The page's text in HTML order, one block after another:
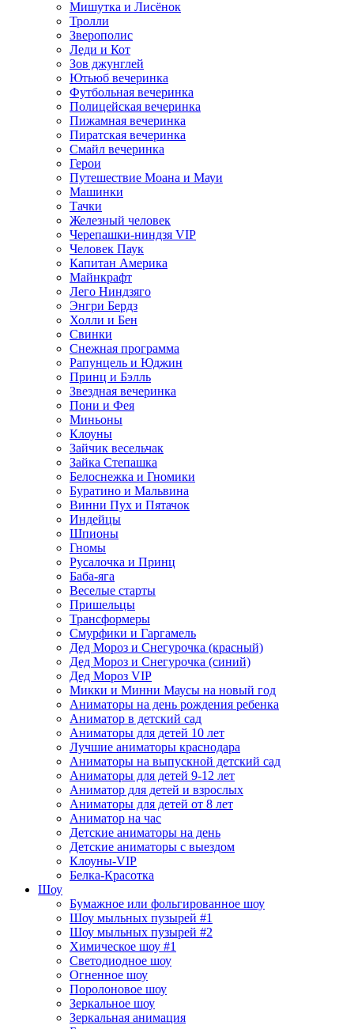
Мишутка и Лисёнок
Тролли
Зверополис
Леди и Кот
Зов джунглей
Ютьюб вечеринка
Футбольная вечеринка
Полицейская вечеринка
Пижамная вечеринка
Пиратская вечеринка
Смайл вечеринка
Герои
Путешествие Моана и Мауи
Машинки
Тачки
Железный человек
Черепашки-ниндзя VIP
Человек Паук
Капитан Америка
Майнкрафт
Лего Ниндзяго
Энгри Бердз
Холли и Бен
Свинки
Снежная программа
Рапунцель и Юджин
Принц и Бэлль
Звездная вечеринка
Пони и Фея
Миньоны
Клоуны
Зайчик весельчак
Зайка Степашка
Белоснежка и Гномики
Буратино и Мальвина
Винни Пух и Пятачок
Индейцы
Шпионы
Гномы
Русалочка и Принц
Баба-яга
Веселые старты
Пришельцы
Трансформеры
Смурфики и Гаргамель
Дед Мороз и Снегурочка (красный)
Дед Мороз и Снегурочка (синий)
Дед Мороз VIP
Микки и Минни Маусы на новый год
Аниматоры на день рождения ребенка
Аниматор в детский сад
Аниматоры для детей 10 лет
Лучшие аниматоры краснодара
Аниматоры на выпускной детский сад
Аниматоры для детей 9-12 лет
Аниматор для детей и взрослых
Аниматоры для детей от 8 лет
Аниматор на час
Детские аниматоры на день
Детские аниматоры с выездом
Клоуны-VIP
Белка-Красотка
Шоу
Бумажное или фольгированное шоу
Шоу мыльных пузырей #1
Шоу мыльных пузырей #2
Химическое шоу #1
Светодиодное шоу
Огненное шоу
Поролоновое шоу
Зеркальное шоу
Зеркальная анимация